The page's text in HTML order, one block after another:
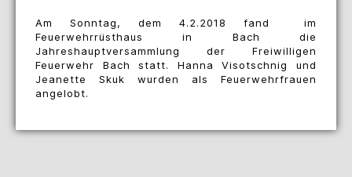
Am Sonntag, dem 4.2.2018 fand im
Feuerwehrrüsthaus in Bach die
Jahreshauptversammlung der Freiwilligen
Feuerwehr Bach statt. Hanna Visotschnig und
Jeanette Skuk wurden als Feuerwehrfrauen
angelobt.